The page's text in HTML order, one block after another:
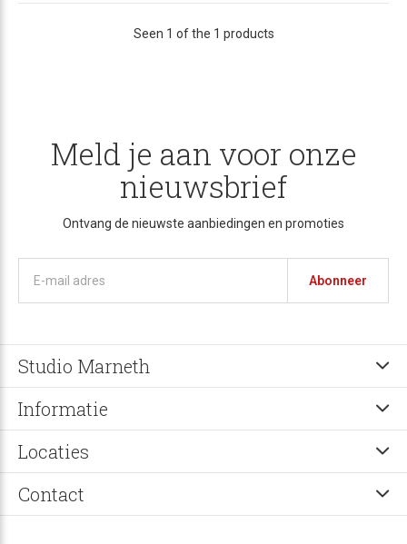
Seen 1 of the 1 products
Meld je aan voor onze
nieuwsbrief
Ontvang de nieuwste aanbiedingen en promoties
Abonneer
Studio Marneth
Informatie
Locaties
Contact